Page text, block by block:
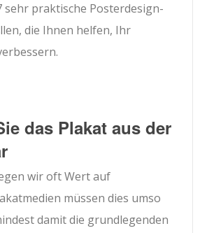
sehr praktische Posterdesign-
die Ihnen helfen, Ihr
das Plakat aus der
wir oft Wert auf
müssen dies umso
damit die grundlegenden